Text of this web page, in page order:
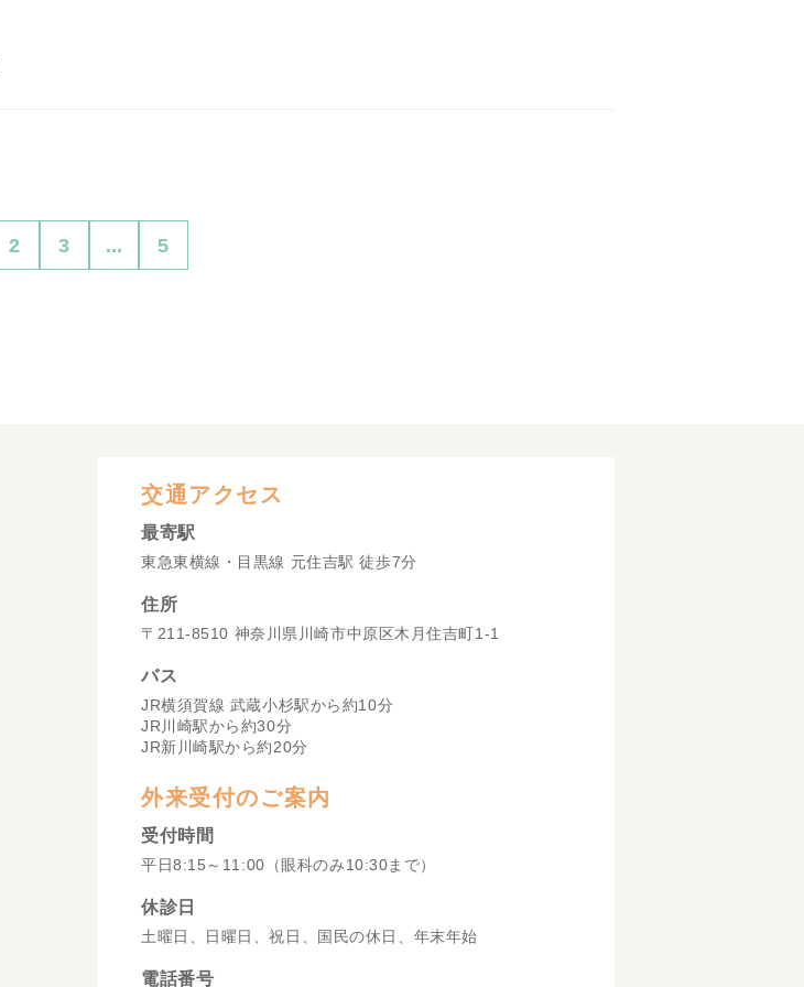
2 3 ... 5
交通アクセス
最寄駅
東急東横線・目黒線 元住吉駅 徒歩7分
住所
〒211-8510 神奈川県川崎市中原区木月住吉町1-1
バス
JR横須賀線 武蔵小杉駅から約10分
JR川崎駅から約30分
JR新川崎駅から約20分
外来受付のご案内
受付時間
平日8:15～11:00（眼科のみ10:30まで）
休診日
土曜日、日曜日、祝日、国民の休日、年末年始
電話番号